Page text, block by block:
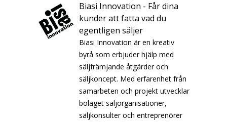
Biasi Innovation - Får dina
kunder att fatta vad du
egentligen säljer
Biasi Innovation är en kreativ
byrå som erbjuder hjälp med
säljfrämjande åtgärder och
säljkoncept. Med erfarenhet från
samarbeten och projekt utvecklar
bolaget säljorganisationer,
säljkonsulter och entreprenörer